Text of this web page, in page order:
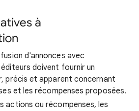
à
d'annonces avec
doivent fournir un
précis et apparent concernant
et les récompenses proposées.
actions ou récompenses, les